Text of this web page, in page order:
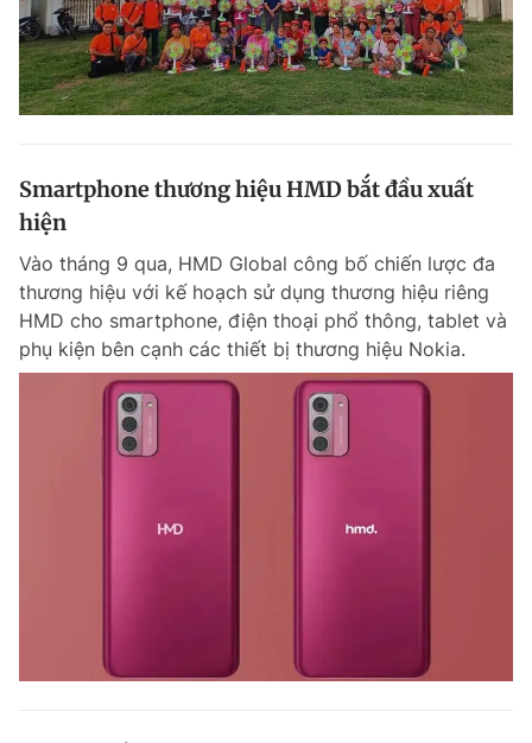
Đặt báo Quảng cáo RSS Tòa soạn Chính sách bảo
Tổng biên tập: Nguyễn Ngọc Toàn
Tổng thư ký tòa soạn: Đức Trung
Giấy phép xuất bản số 110/GP - BTTTT cấp ngày 24.3.2020
© 2003-2026 Bản quyền thuộc về Báo Thanh Niên. Cấm sao chép
dưới mọi hình thức nếu không có sự chấp thuận bằng văn bản.
Phát triển bởi ePi Technologies, JSC.
Smartphone thương hiệu HMD bắt đầu xuất
hiện
Vào tháng 9 qua, HMD Global công bố chiến lược đa
thương hiệu với kế hoạch sử dụng thương hiệu riêng
HMD cho smartphone, điện thoại phổ thông, tablet và
phụ kiện bên cạnh các thiết bị thương hiệu Nokia.